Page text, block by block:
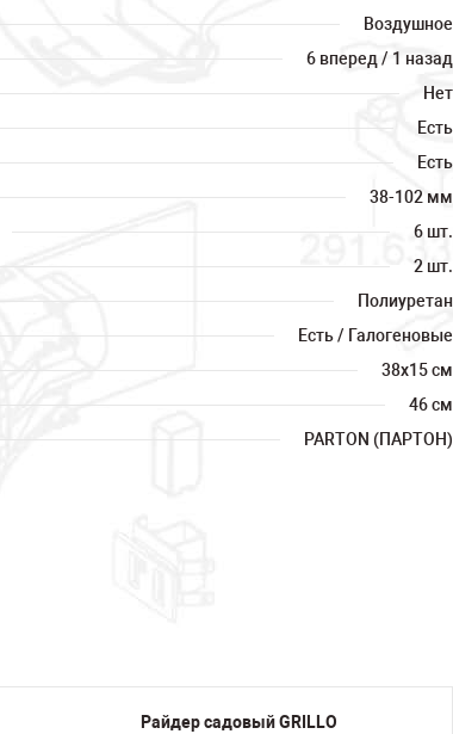
Воздушное
6 вперед / 1 назад
Нет
Есть
Есть
38-102 мм
6 шт.
2 шт.
Полиуретан
Есть / Галогеновые
38х15 см
46 см
PARTON (ПАРТОН)
Райдер садовый GRILLO